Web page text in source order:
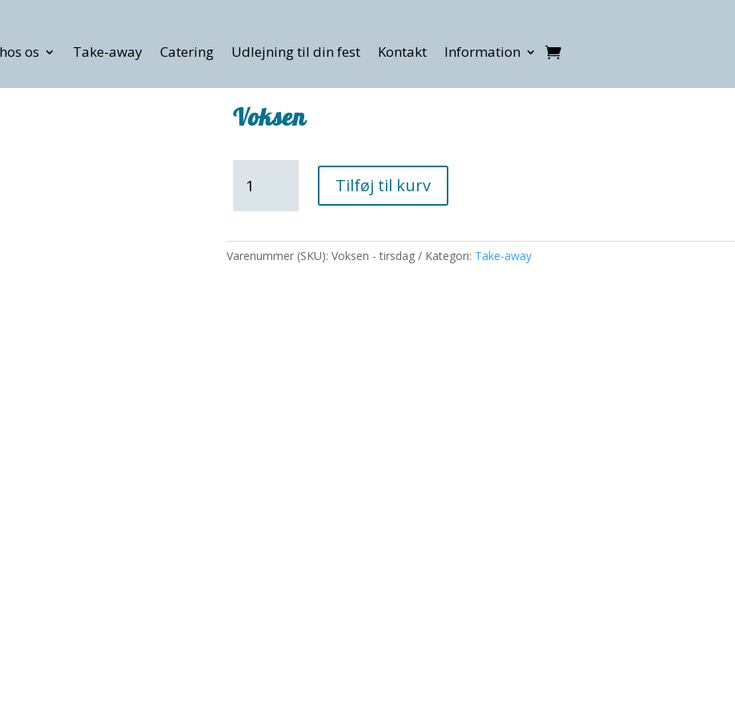
os Take-away Catering Udlejning til din fest Kontakt Information
Voksen
antal
Tilføj til kurv
Varenummer (SKU): Voksen - tirsdag Kategori: Take-away